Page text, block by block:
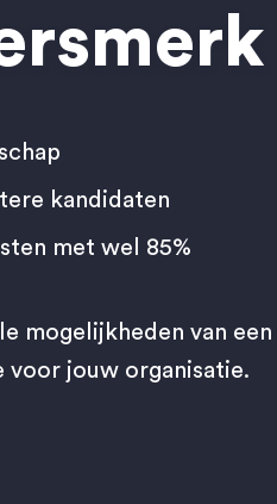
kandidaten
met wel 85%
mogelijkheden van een
voor jouw organisatie.